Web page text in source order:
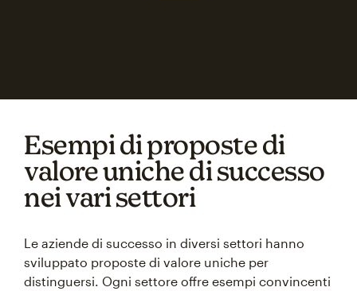
Esempi di proposte di
valore uniche di successo
nei vari settori
Le aziende di successo in diversi settori hanno
sviluppato proposte di valore uniche per
distinguersi. Ogni settore offre esempi convincenti